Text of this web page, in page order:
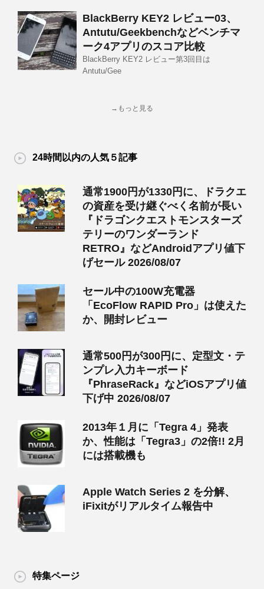
BlackBerry KEY2 レビュー03、
Antutu/Geekbenchなどベンチマ
ーク4アプリのスコア比較
BlackBerry KEY2 レビュー第3回目は
Antutu/Gee
→もっと見る
24時間以内の人気５記事
通常1900円が1330円に、ドラクエ
の資産を受け継ぐべく名前が長い
『ドラゴンクエストモンスターズ
テリーのワンダーランド
RETRO』などAndroidアプリ値下
げセール 2026/08/07
セール中の100W充電器
「EcoFlow RAPID Pro」は使えた
か、開封レビュー
通常500円が300円に、定型文・テ
ンプレ入力キーボード
『PhraseRack』などiOSアプリ値
下げ中 2026/08/07
2013年１月に「Tegra 4」発表
か、性能は「Tegra3」の2倍!! 2月
には搭載機も
Apple Watch Series 2 を分解、
iFixitがリアルタイム報告中
特集ページ